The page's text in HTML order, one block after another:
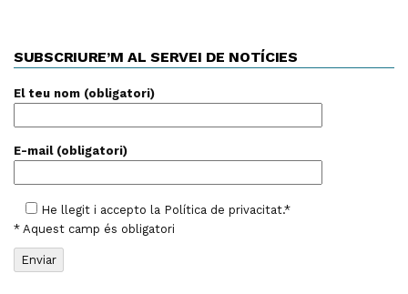
SUBSCRIURE’M AL SERVEI DE NOTÍCIES
El teu nom (obligatori)
E-mail (obligatori)
He llegit i accepto la Política de privacitat.*
* Aquest camp és obligatori